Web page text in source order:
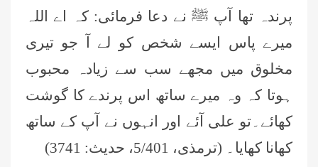
پرندہ تھا آپ ﷺ نے دعا فرمائی: کہ اے اللہ
میرے پاس ایسے شخص کو لے آ جو تیری
مخلوق میں مجھے سب سے زیادہ محبوب
ہوتا کہ وہ میرے ساتھ اس پرندے کا گوشت
کھائے۔تو علی آئے اور انہوں نے آپ کے ساتھ
کھانا کھایا۔ (ترمذی، 5/401، حدیث: 3741)